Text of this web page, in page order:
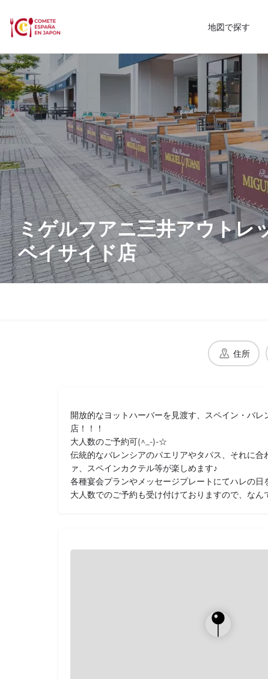
地図で探す
ミゲルフアニ三井アウトレ
ベイサイド店
住所
開放的なヨットハーバーを見渡す、スペイン・バレ
店！！！
大人数のご予約可(^_-)-☆
伝統的なバレンシアのパエリアやタパス、それに
ァ、スペインカクテル等が楽しめます♪
各種宴会プランやメッセージプレートにてハレの
大人数でのご予約も受け付けておりますので、な